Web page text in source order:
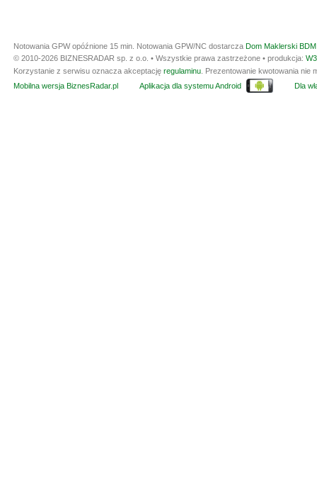
Notowania GPW opóźnione 15 min. Notowania GPW/NC dostarcza Dom Maklerski
© 2010-2026 BIZNESRADAR sp. z o.o. • Wszystkie prawa zastrzeżone • produkcja:
Korzystanie z serwisu oznacza akceptację regulaminu . Prezentowanie kwotowania
Mobilna wersja BiznesRadar.pl
Aplikacja dla systemu Android Dla